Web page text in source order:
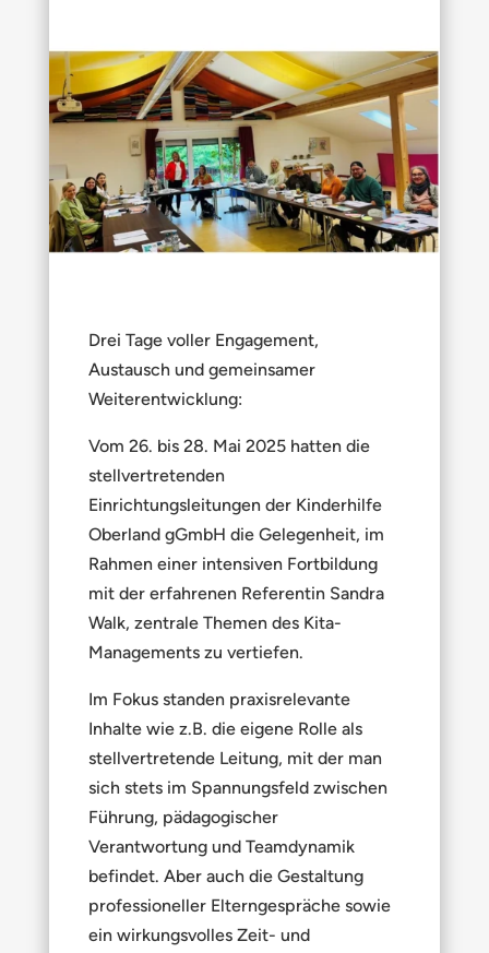
Drei Tage voller Engagement,
Austausch und gemeinsamer
Weiterentwicklung:
Vom 26. bis 28. Mai 2025 hatten die
stellvertretenden
Einrichtungsleitungen der Kinderhilfe
Oberland gGmbH die Gelegenheit, im
Rahmen einer intensiven Fortbildung
mit der erfahrenen Referentin Sandra
Walk, zentrale Themen des Kita-
Managements zu vertiefen.
Im Fokus standen praxisrelevante
Inhalte wie z.B. die eigene Rolle als
stellvertretende Leitung, mit der man
sich stets im Spannungsfeld zwischen
Führung, pädagogischer
Verantwortung und Teamdynamik
befindet. Aber auch die Gestaltung
professioneller Elterngespräche sowie
ein wirkungsvolles Zeit- und